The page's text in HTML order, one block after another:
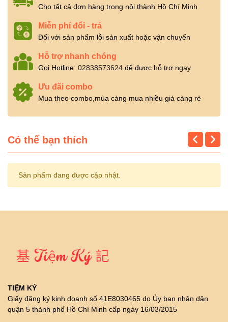
Cho tất cả đơn hàng trong nội thành Hồ Chí Minh
Miễn phí đổi - trả
Đối với sản phẩm lỗi sản xuất hoặc vận chuyển
Hỗ trợ nhanh chóng
Gọi Hotline: 02838573624 để được hỗ trợ ngay
Ưu đãi combo
Mua theo combo,mùa càng mua nhiều giá càng rẻ
Có thể bạn thích
Sản phẩm đang được cập nhật.
TIỆM KÝ
Giấy đăng ký kinh doanh số 41E8030465 do Ủy ban nhân dân
quận 5 thành phố Hồ Chí Minh cấp ngày 16/03/2015